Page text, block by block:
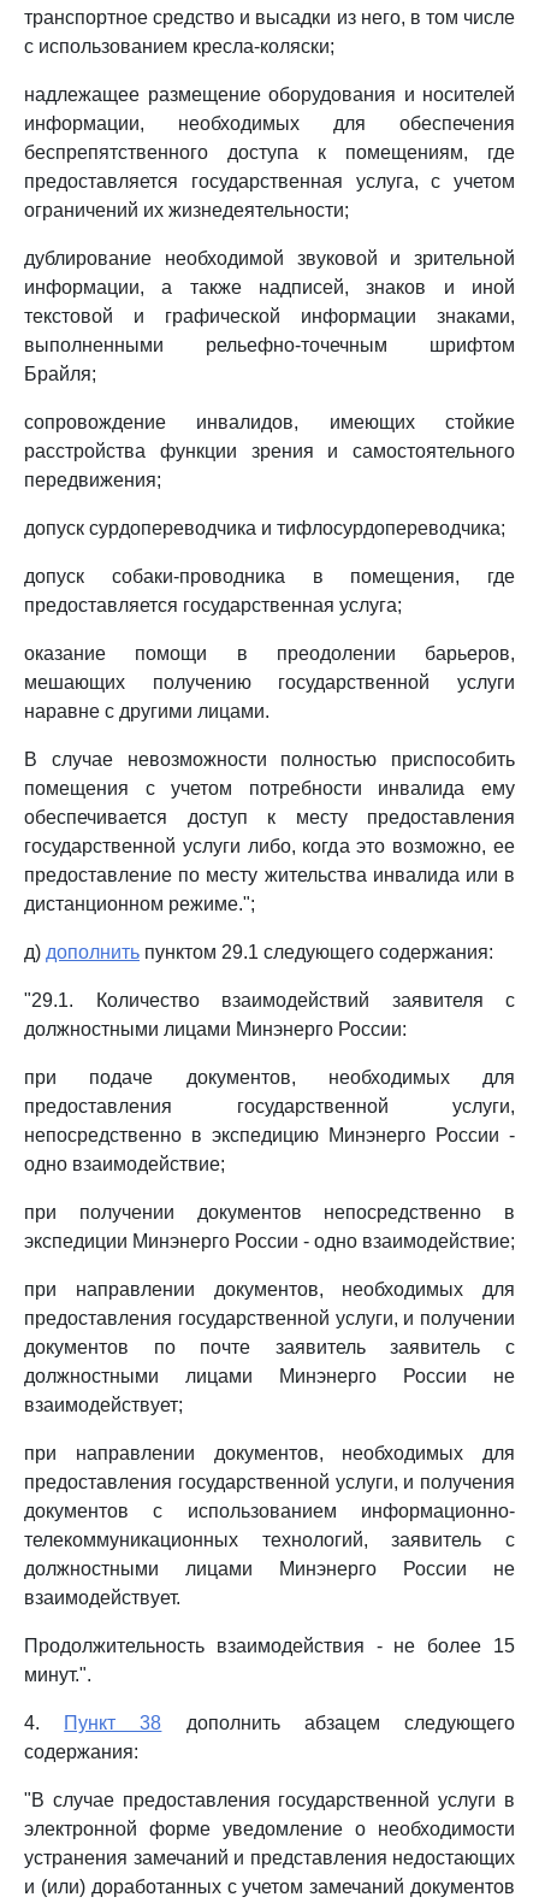
транспортное средство и высадки из него, в том числе
с использованием кресла-коляски;
надлежащее размещение оборудования и носителей
информации, необходимых для обеспечения
беспрепятственного доступа к помещениям, где
предоставляется государственная услуга, с учетом
ограничений их жизнедеятельности;
дублирование необходимой звуковой и зрительной
информации, а также надписей, знаков и иной
текстовой и графической информации знаками,
выполненными рельефно-точечным шрифтом
Брайля;
сопровождение инвалидов, имеющих стойкие
расстройства функции зрения и самостоятельного
передвижения;
допуск сурдопереводчика и тифлосурдопереводчика;
допуск собаки-проводника в помещения, где
предоставляется государственная услуга;
оказание помощи в преодолении барьеров,
мешающих получению государственной услуги
наравне с другими лицами.
В случае невозможности полностью приспособить
помещения с учетом потребности инвалида ему
обеспечивается доступ к месту предоставления
государственной услуги либо, когда это возможно, ее
предоставление по месту жительства инвалида или в
дистанционном режиме.";
д) дополнить пунктом 29.1 следующего содержания:
"29.1. Количество взаимодействий заявителя с
должностными лицами Минэнерго России:
при подаче документов, необходимых для
предоставления государственной услуги,
непосредственно в экспедицию Минэнерго России -
одно взаимодействие;
при получении документов непосредственно в
экспедиции Минэнерго России - одно взаимодействие;
при направлении документов, необходимых для
предоставления государственной услуги, и получении
документов по почте заявитель заявитель с
должностными лицами Минэнерго России не
взаимодействует;
при направлении документов, необходимых для
предоставления государственной услуги, и получения
документов с использованием информационно-
телекоммуникационных технологий, заявитель с
должностными лицами Минэнерго России не
взаимодействует.
Продолжительность взаимодействия - не более 15
минут.".
4. Пункт 38 дополнить абзацем следующего
содержания:
"В случае предоставления государственной услуги в
электронной форме уведомление о необходимости
устранения замечаний и представления недостающих
и (или) доработанных с учетом замечаний документов